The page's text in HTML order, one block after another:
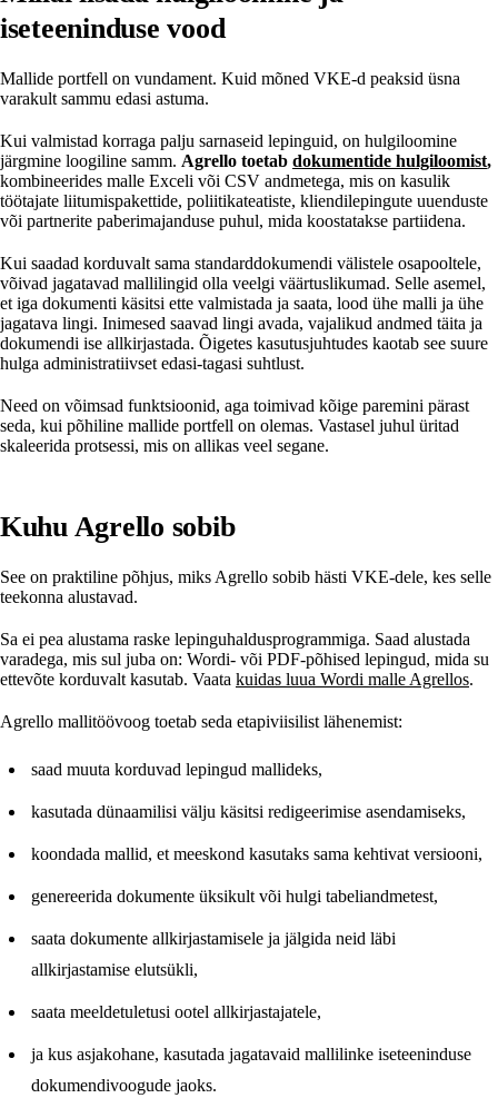
iseteeninduse vood
Mallide portfell on vundament. Kuid mõned VKE-d peaksid üsna
varakult sammu edasi astuma.
Kui valmistad korraga palju sarnaseid lepinguid, on hulgiloomine
järgmine loogiline samm. Agrello toetab dokumentide hulgiloomist,
kombineerides malle Exceli või CSV andmetega, mis on kasulik
töötajate liitumispakettide, poliitikateatiste, kliendilepingute uuenduste
või partnerite paberimajanduse puhul, mida koostatakse partiidena.
Kui saadad korduvalt sama standarddokumendi välistele osapooltele,
võivad jagatavad mallilingid olla veelgi väärtuslikumad. Selle asemel,
et iga dokumenti käsitsi ette valmistada ja saata, lood ühe malli ja ühe
jagatava lingi. Inimesed saavad lingi avada, vajalikud andmed täita ja
dokumendi ise allkirjastada. Õigetes kasutusjuhtudes kaotab see suure
hulga administratiivset edasi-tagasi suhtlust.
Need on võimsad funktsioonid, aga toimivad kõige paremini pärast
seda, kui põhiline mallide portfell on olemas. Vastasel juhul üritad
skaleerida protsessi, mis on allikas veel segane.
Kuhu Agrello sobib
See on praktiline põhjus, miks Agrello sobib hästi VKE-dele, kes selle
teekonna alustavad.
Sa ei pea alustama raske lepinguhaldusprogrammiga. Saad alustada
varadega, mis sul juba on: Wordi- või PDF-põhised lepingud, mida su
ettevõte korduvalt kasutab. Vaata kuidas luua Wordi malle Agrellos.
Agrello mallitöövoog toetab seda etapiviisilist lähenemist:
saad muuta korduvad lepingud mallideks,
kasutada dünaamilisi välju käsitsi redigeerimise asendamiseks,
koondada mallid, et meeskond kasutaks sama kehtivat versiooni,
genereerida dokumente üksikult või hulgi tabeliandmetest,
saata dokumente allkirjastamisele ja jälgida neid läbi
allkirjastamise elutsükli,
saata meeldetuletusi ootel allkirjastajatele,
ja kus asjakohane, kasutada jagatavaid mallilinke iseteeninduse
dokumendivoogude jaoks.